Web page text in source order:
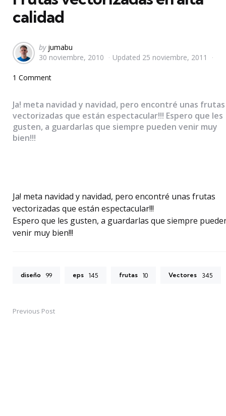
calidad
Posted
by
by jumabu
30 noviembre, 2010
Updated 25 noviembre, 2011
1 Comment
Ja! meta navidad y navidad, pero encontré unas frutas
vectorizadas que están espectacular!!! Espero que les
gusten, a guardarlas que siempre pueden venir muy
bien!!!
Ja! meta navidad y navidad, pero encontré unas frutas
vectorizadas que están espectacular!!!
Espero que les gusten, a guardarlas que siempre
venir muy bien!!!
diseño 99 eps 145 frutas 10 Vectores 345
PostPrevious Post